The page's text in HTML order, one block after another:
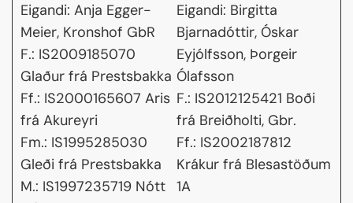
Eigandi: Anja Egger-
Meier, Kronshof GbR
F.: IS2009185070
Glaður frá Prestsbakka
Ff.: IS2000165607 Aris
frá Akureyri
Fm.: IS1995285030
Gleði frá Prestsbakka
M.: IS1997235719 Nótt
Eigandi: Birgitta
Bjarnadóttir, Óskar
Eyjólfsson, Þorgeir
Ólafsson
F.: IS2012125421 Boði
frá Breiðholti, Gbr.
Ff.: IS2002187812
Krákur frá Blesastöðum
1A